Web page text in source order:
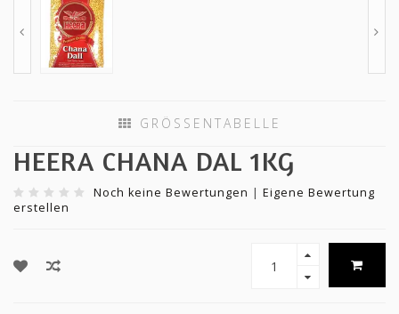
GRÖSSENTABELLE
HEERA CHANA DAL 1KG
Noch keine Bewertungen | Eigene Bewertung
erstellen